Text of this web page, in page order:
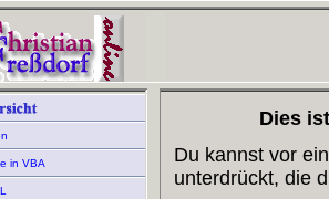
in VBA
Dies
Du kannst vor
unterdrückt, die